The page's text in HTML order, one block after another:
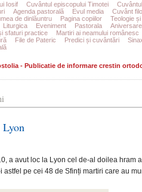
Iosif Cuvântul episcopului Timotei
Agenda pastorală Evul media Cuvânt
de dinlăuntru Pagina copiilor Teologie
Liturgica Eveniment Pastorala Aniversare
sfaturi practice Martiri ai neamului românesc
File de Pateric Predici și cuvântări
- Publicatie de informare crestin
a avut loc la Lyon cel de-al doilea hram
astfel pe cei 48 de Sfinți martiri care au